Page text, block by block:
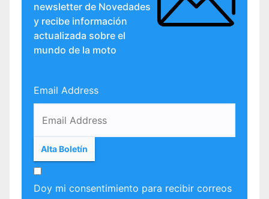
newsletter de Novedades
y recibe información
actualizada sobre el
mundo de la moto
Email Address
Doy mi consentimiento para recibir correos